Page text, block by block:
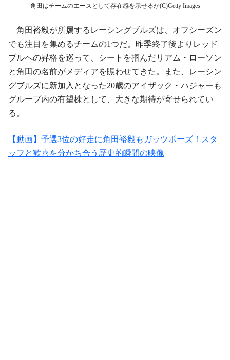
角田はチームのエースとして存在感を示せるか(C)Getty Images
角田裕毅が所属するレーシングブルズは、オフシーズン
でも注目を集めるチームの1つだ。昨季終了後よりレッド
ブルへの昇格を巡って、シートを掴んだリアム・ローソン
と角田の名前がメディアを賑わせてきた。また、レーシン
グブルズに新加入となった20歳のアイザック・ハジャーも
グループ内の有望株として、大きな期待が寄せられてい
る。
【動画】予選3位の好走に角田裕毅もガッツポーズ！スタ
ッフと歓喜を分かち合う歴史的瞬間の映像